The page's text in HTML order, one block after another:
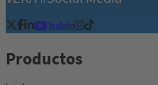
Productos